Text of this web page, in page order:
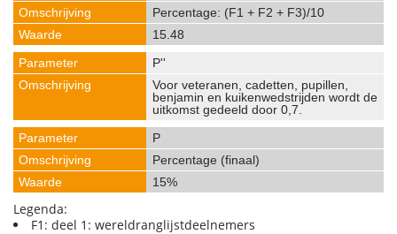
Percentage: (F1 + F2 + F3)/10
15.48
P''
Voor veteranen, cadetten, pupillen,
benjamin en kuikenwedstrijden wordt de
uitkomst gedeeld door 0,7.
P
Percentage (finaal)
15%
Legenda:
F1: deel 1: wereldranglijstdeelnemers